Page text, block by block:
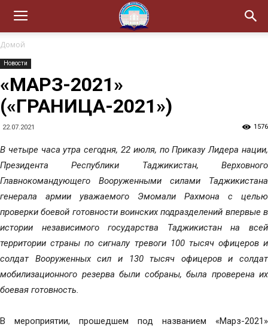
Домой
Новости
«МАРЗ-2021»
(«ГРАНИЦА-2021»)
22.07.2021 1576
В четыре часа утра сегодня, 22 июля, по Приказу Лидера нации,
Президента Республики Таджикистан, Верховного
Главнокомандующего Вооруженными силами Таджикистана
генерала армии уважаемого Эмомали Рахмона с целью
проверки боевой готовности воинских подразделений впервые в
истории независимого государства Таджикистан на всей
территории страны по сигналу тревоги 100 тысяч офицеров и
солдат Вооруженных сил и 130 тысяч офицеров и солдат
мобилизационного резерва были собраны, была проверена их
боевая готовность.
В мероприятии, прошедшем под названием «Марз-2021»